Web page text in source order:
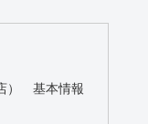
） 基本情報